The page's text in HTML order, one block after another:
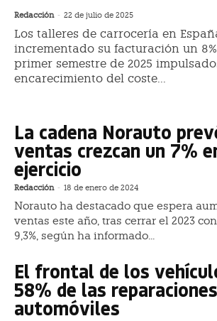
Redacción - 22 de julio de 2025
Los talleres de carrocería en
incrementado su facturación un
primer semestre de 2025
encarecimiento del coste...
La cadena Norauto
ventas crezcan un 7%
ejercicio
Redacción - 18 de enero de 2024
Norauto ha destacado que espera
ventas este año, tras cerrar el 2023
9,3%, según ha informado...
El frontal de los
58% de las
automóviles